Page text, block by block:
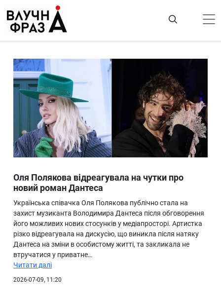
содержимому
Гроші
Життя
Лайфстайл
ТехноНаука
Людина
Ukraine
Про нас
Оля Полякова відреагувала на чутки про
новий роман Дантеса
Українська співачка Оля Полякова публічно стала на
захист музиканта Володимира Дантеса після обговорення
його можливих нових стосунків у медіапросторі. Артистка
різко відреагувала на дискусію, що виникла після натяку
Дантеса на зміни в особистому житті, та закликала не
втручатися у приватне…
Читати далі
2026-07-09, 11:20